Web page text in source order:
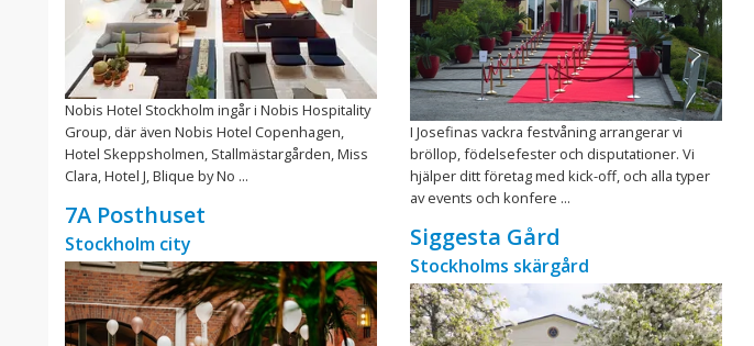
Nobis Hotel Stockholm ingår i Nobis Hospitality
Group, där även Nobis Hotel Copenhagen,
Hotel Skeppsholmen, Stallmästargården, Miss
Clara, Hotel J, Blique by No ...
7A Posthuset
Stockholm city
I Josefinas vackra festvåning arrangerar vi
bröllop, födelsefester och disputationer. Vi
hjälper ditt företag med kick-off, och alla typer
av events och konfere ...
Siggesta Gård
Stockholms skärgård